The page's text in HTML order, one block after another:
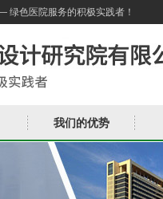
色医院服务的积极实践者！
我们的优势